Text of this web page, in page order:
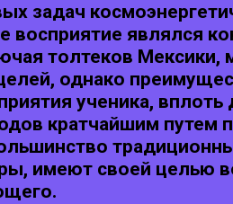
задач
восприятие являлся
толтеков Мексики,
однако
ученика, вплоть
кратчайшим путем
имеют своей целью